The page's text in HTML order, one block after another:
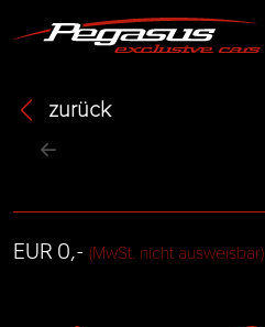
zurück
EUR 0,- (MwSt. nicht ausweisbar)